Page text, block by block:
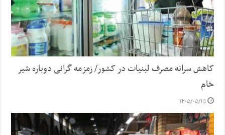
کاهش سرانه مصرف لبنیات در کشور/ زمزمه گرانی دوباره شیر
خام
۱۴۰۵/۰۵/۱۵